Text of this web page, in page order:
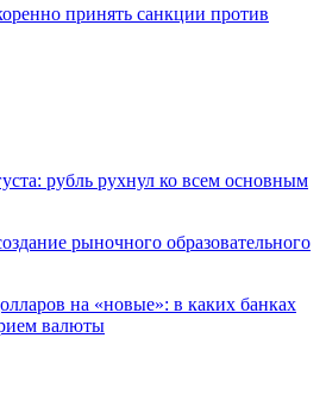
принять санкции против
рубль рухнул ко всем основным
рыночного образовательного
на «новые»: в каких банках
валюты